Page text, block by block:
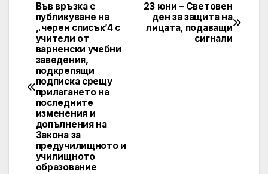
Post
navigation
23 юни – Световен
ден за защита на
лицата, подаващи
сигнали
Във връзка с
публикуване на
,.черен списък’4 с
учители от
варненски учебни
заведения,
подкрепящи
подписка срещу
прилагането на
последните
изменения и
допълнения на
Закона за
предучилищното и
училищното
образование